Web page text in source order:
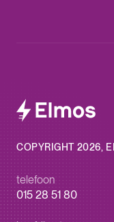
COPYRIGHT 2026,
telefoon
015 28 51 80